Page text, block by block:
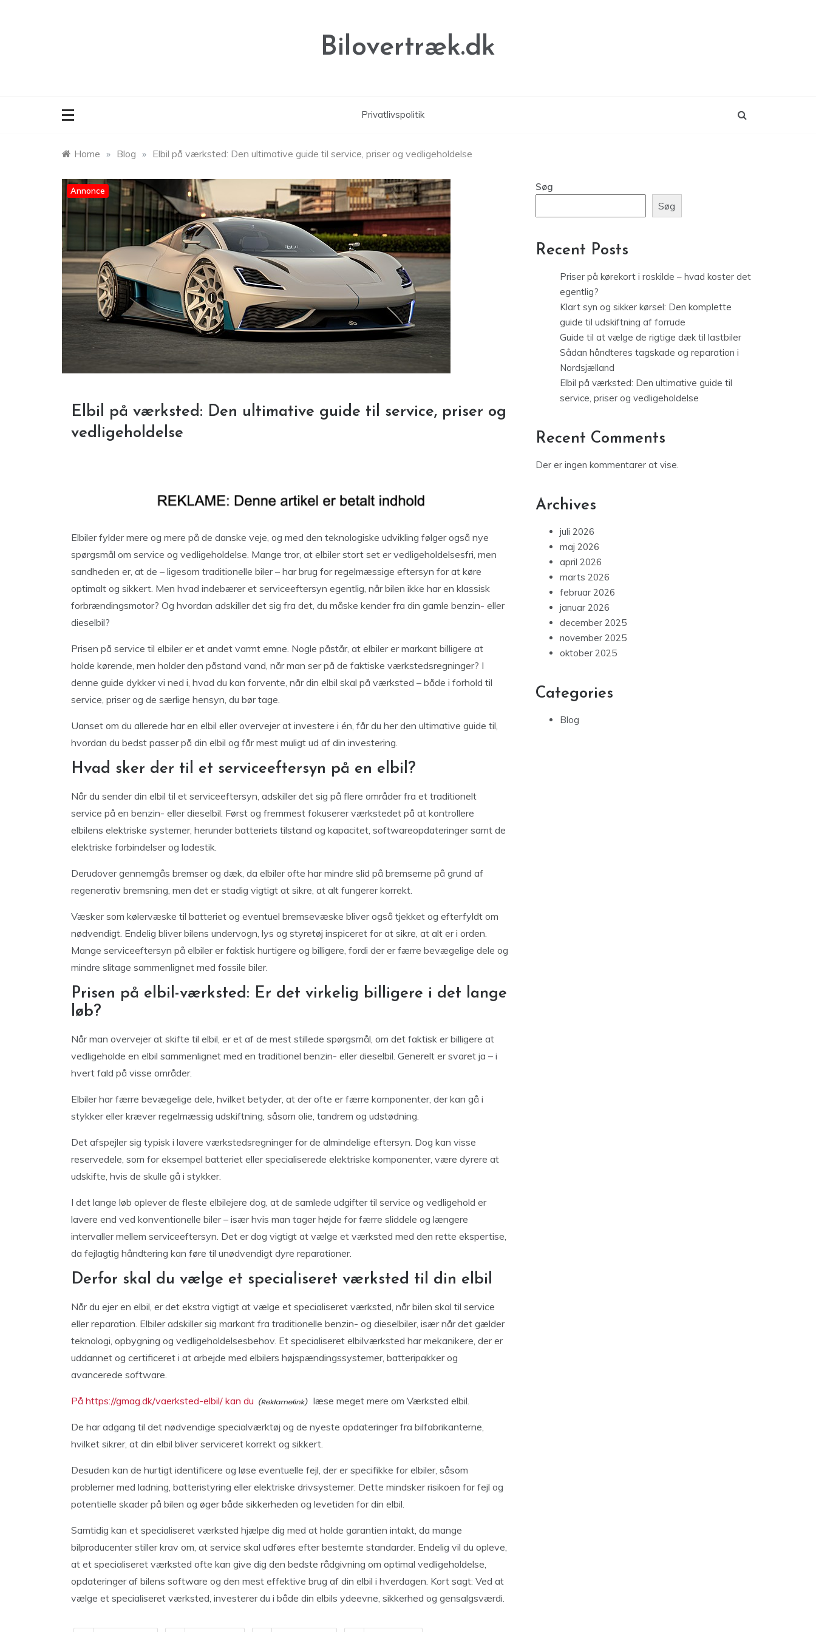
Bilovertræk.dk
Privatlivspolitik
Home » Blog » Elbil på værksted: Den ultimative guide til service, priser og vedligeholdelse
Annonce
Elbil på værksted: Den ultimative guide til service, priser og
vedligeholdelse
Elbiler fylder mere og mere på de danske veje, og med den teknologiske udvikling følger også nye
spørgsmål om service og vedligeholdelse. Mange tror, at elbiler stort set er vedligeholdelsesfri, men
sandheden er, at de – ligesom traditionelle biler – har brug for regelmæssige eftersyn for at køre
optimalt og sikkert. Men hvad indebærer et serviceeftersyn egentlig, når bilen ikke har en klassisk
forbrændingsmotor? Og hvordan adskiller det sig fra det, du måske kender fra din gamle benzin- eller
dieselbil?
Prisen på service til elbiler er et andet varmt emne. Nogle påstår, at elbiler er markant billigere at
holde kørende, men holder den påstand vand, når man ser på de faktiske værkstedsregninger? I
denne guide dykker vi ned i, hvad du kan forvente, når din elbil skal på værksted – både i forhold til
service, priser og de særlige hensyn, du bør tage.
Uanset om du allerede har en elbil eller overvejer at investere i én, får du her den ultimative guide til,
hvordan du bedst passer på din elbil og får mest muligt ud af din investering.
Hvad sker der til et serviceeftersyn på en elbil?
Når du sender din elbil til et serviceeftersyn, adskiller det sig på flere områder fra et traditionelt
service på en benzin- eller dieselbil. Først og fremmest fokuserer værkstedet på at kontrollere
elbilens elektriske systemer, herunder batteriets tilstand og kapacitet, softwareopdateringer samt de
elektriske forbindelser og ladestik.
Derudover gennemgås bremser og dæk, da elbiler ofte har mindre slid på bremserne på grund af
regenerativ bremsning, men det er stadig vigtigt at sikre, at alt fungerer korrekt.
Væsker som kølervæske til batteriet og eventuel bremsevæske bliver også tjekket og efterfyldt om
nødvendigt. Endelig bliver bilens undervogn, lys og styretøj inspiceret for at sikre, at alt er i orden.
Mange serviceeftersyn på elbiler er faktisk hurtigere og billigere, fordi der er færre bevægelige dele og
mindre slitage sammenlignet med fossile biler.
Prisen på elbil-værksted: Er det virkelig billigere i det lange
løb?
Når man overvejer at skifte til elbil, er et af de mest stillede spørgsmål, om det faktisk er billigere at
vedligeholde en elbil sammenlignet med en traditionel benzin- eller dieselbil. Generelt er svaret ja – i
hvert fald på visse områder.
Elbiler har færre bevægelige dele, hvilket betyder, at der ofte er færre komponenter, der kan gå i
stykker eller kræver regelmæssig udskiftning, såsom olie, tandrem og udstødning.
Det afspejler sig typisk i lavere værkstedsregninger for de almindelige eftersyn. Dog kan visse
reservedele, som for eksempel batteriet eller specialiserede elektriske komponenter, være dyrere at
udskifte, hvis de skulle gå i stykker.
I det lange løb oplever de fleste elbilejere dog, at de samlede udgifter til service og vedligehold er
lavere end ved konventionelle biler – især hvis man tager højde for færre sliddele og længere
intervaller mellem serviceeftersyn. Det er dog vigtigt at vælge et værksted med den rette ekspertise,
da fejlagtig håndtering kan føre til unødvendigt dyre reparationer.
Derfor skal du vælge et specialiseret værksted til din elbil
Når du ejer en elbil, er det ekstra vigtigt at vælge et specialiseret værksted, når bilen skal til service
eller reparation. Elbiler adskiller sig markant fra traditionelle benzin- og dieselbiler, især når det gælder
teknologi, opbygning og vedligeholdelsesbehov. Et specialiseret elbilværksted har mekanikere, der er
uddannet og certificeret i at arbejde med elbilers højspændingssystemer, batteripakker og
avancerede software.
På https://gmag.dk/vaerksted-elbil/ kan du læse meget mere om Værksted elbil.
De har adgang til det nødvendige specialværktøj og de nyeste opdateringer fra bilfabrikanterne,
hvilket sikrer, at din elbil bliver serviceret korrekt og sikkert.
Desuden kan de hurtigt identificere og løse eventuelle fejl, der er specifikke for elbiler, såsom
problemer med ladning, batteristyring eller elektriske drivsystemer. Dette mindsker risikoen for fejl og
potentielle skader på bilen og øger både sikkerheden og levetiden for din elbil.
Samtidig kan et specialiseret værksted hjælpe dig med at holde garantien intakt, da mange
bilproducenter stiller krav om, at service skal udføres efter bestemte standarder. Endelig vil du opleve,
at et specialiseret værksted ofte kan give dig den bedste rådgivning om optimal vedligeholdelse,
opdateringer af bilens software og den mest effektive brug af din elbil i hverdagen. Kort sagt: Ved at
vælge et specialiseret værksted, investerer du i både din elbils ydeevne, sikkerhed og gensalgsværdi.
Søg
Søg
Recent Posts
Priser på kørekort i roskilde – hvad koster det
egentlig?
Klart syn og sikker kørsel: Den komplette
guide til udskiftning af forrude
Guide til at vælge de rigtige dæk til lastbiler
Sådan håndteres tagskade og reparation i
Nordsjælland
Elbil på værksted: Den ultimative guide til
service, priser og vedligeholdelse
Recent Comments
Der er ingen kommentarer at vise.
Archives
juli 2026
maj 2026
april 2026
marts 2026
februar 2026
januar 2026
december 2025
november 2025
oktober 2025
Categories
Blog